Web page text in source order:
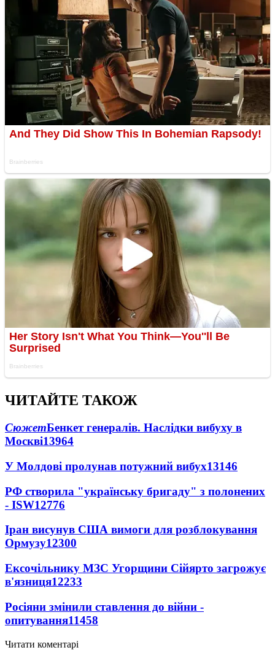
ЧИТАЙТЕ ТАКОЖ
СюжетБенкет генералів. Наслідки вибуху в
Москві13964
У Молдові пролунав потужний вибух13146
РФ створила "українську бригаду" з полонених
- ISW12776
Іран висунув США вимоги для розблокування
Ормузу12300
Ексочільнику МЗС Угорщини Сійярто загрожує
в'язниця12233
Росіяни змінили ставлення до війни -
опитування11458
Читати коментарі